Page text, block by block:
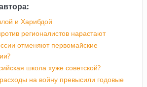
и Харибдой
регионалистов нарастают
отменяют первомайские
школа хуже советской?
на войну превысили годовые